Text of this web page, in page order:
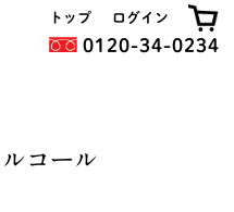
トップ ログイン
0120-34-0234
コール